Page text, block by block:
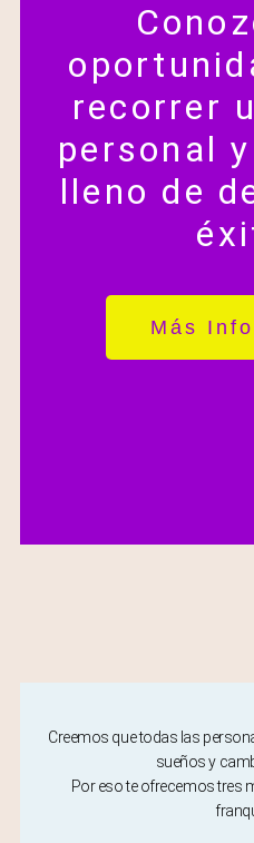
recorrer
personal
lleno de
Más
Creemos que todas las
sueños y
Por eso te ofrecemos tres